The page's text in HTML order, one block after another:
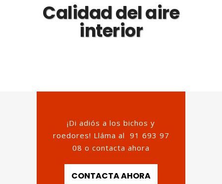
Calidad del aire
interior
¡Di adiós a los bichos y
roedores! Lláma al 91 693 97
08 o contacta ahora
CONTACTA AHORA